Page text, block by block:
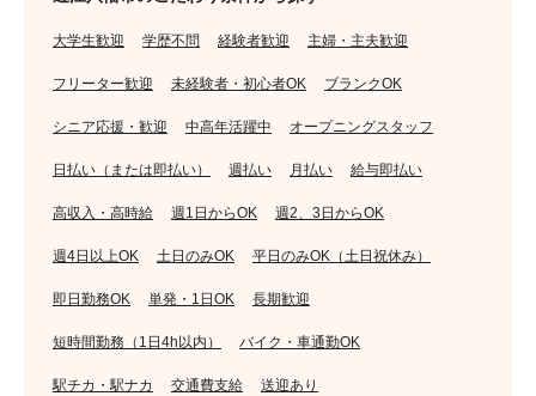
大学生歓迎 学歴不問 経験者歓迎 主婦・主夫歓迎
フリーター歓迎 未経験者・初心者OK ブランクOK
シニア応援・歓迎 中高年活躍中 オープニングスタッフ
日払い（または即払い） 週払い 月払い 給与即払い
高収入・高時給 週1日からOK 週2、3日からOK
週4日以上OK 土日のみOK 平日のみOK（土日祝休み）
即日勤務OK 単発・1日OK 長期歓迎
短時間勤務（1日4h以内） バイク・車通勤OK
駅チカ・駅ナカ 交通費支給 送迎あり